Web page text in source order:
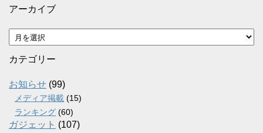
アーカイブ
ア
ー
カ
ブ
カテゴリー
お知らせ (99)
メディア掲載 (15)
ランキング (60)
ガジェット (107)